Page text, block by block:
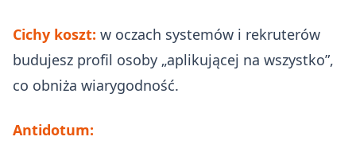
Cichy koszt: w oczach systemów i rekruterów
budujesz profil osoby „aplikującej na wszystko”,
co obniża wiarygodność.
Antidotum: